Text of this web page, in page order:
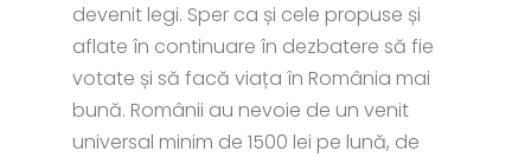
devenit legi. Sper ca și cele propuse și
aflate în continuare în dezbatere să fie
votate și să facă viața în România mai
bună. Românii au nevoie de un venit
universal minim de 1500 lei pe lună, de